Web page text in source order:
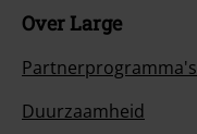
Over Large
Partnerprogramma's
Duurzaamheid